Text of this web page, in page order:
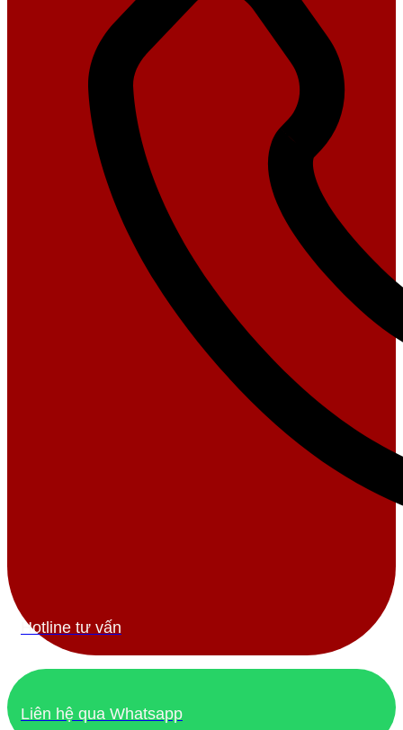
Hotline tư vấn
Liên hệ qua Whatsapp